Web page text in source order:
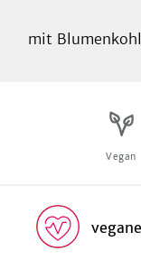
mit
Vegan